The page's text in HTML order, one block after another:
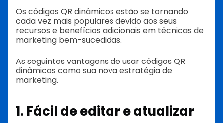
Os códigos QR dinâmicos estão se tornando
cada vez mais populares devido aos seus
recursos e benefícios adicionais em técnicas de
marketing bem-sucedidas.
As seguintes vantagens de usar códigos QR
dinâmicos como sua nova estratégia de
marketing.
1. Fácil de editar e atualizar